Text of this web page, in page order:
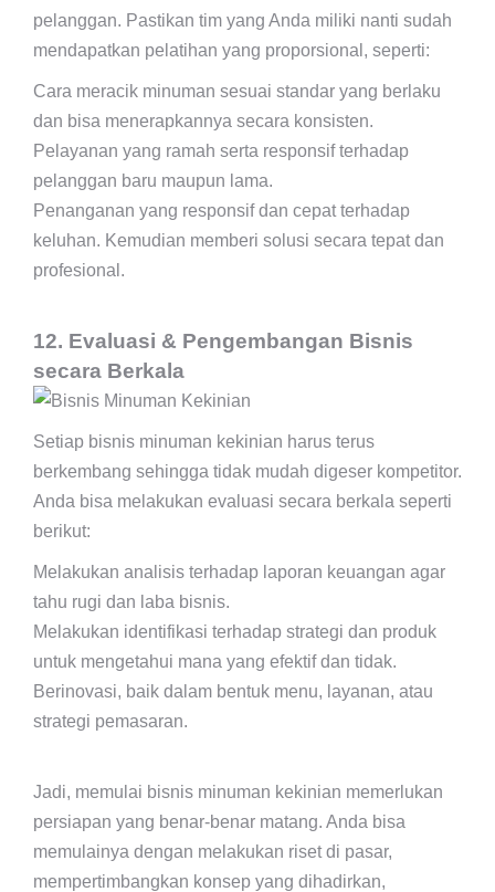
pelanggan. Pastikan tim yang Anda miliki nanti sudah
mendapatkan pelatihan yang proporsional, seperti:
Cara meracik minuman sesuai standar yang berlaku
dan bisa menerapkannya secara konsisten.
Pelayanan yang ramah serta responsif terhadap
pelanggan baru maupun lama.
Penanganan yang responsif dan cepat terhadap
keluhan. Kemudian memberi solusi secara tepat dan
profesional.
12. Evaluasi & Pengembangan Bisnis
secara Berkala
Setiap bisnis minuman kekinian harus terus
berkembang sehingga tidak mudah digeser kompetitor.
Anda bisa melakukan evaluasi secara berkala seperti
berikut:
Melakukan analisis terhadap laporan keuangan agar
tahu rugi dan laba bisnis.
Melakukan identifikasi terhadap strategi dan produk
untuk mengetahui mana yang efektif dan tidak.
Berinovasi, baik dalam bentuk menu, layanan, atau
strategi pemasaran.
Jadi, memulai bisnis minuman kekinian memerlukan
persiapan yang benar-benar matang. Anda bisa
memulainya dengan melakukan riset di pasar,
mempertimbangkan konsep yang dihadirkan,